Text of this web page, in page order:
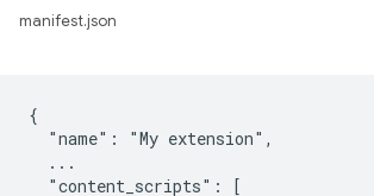
manifest.json
{
  "name": "My extension",
  ...
  "content_scripts": [